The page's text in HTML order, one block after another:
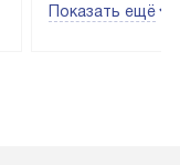
и Санкт-
Показать ещё